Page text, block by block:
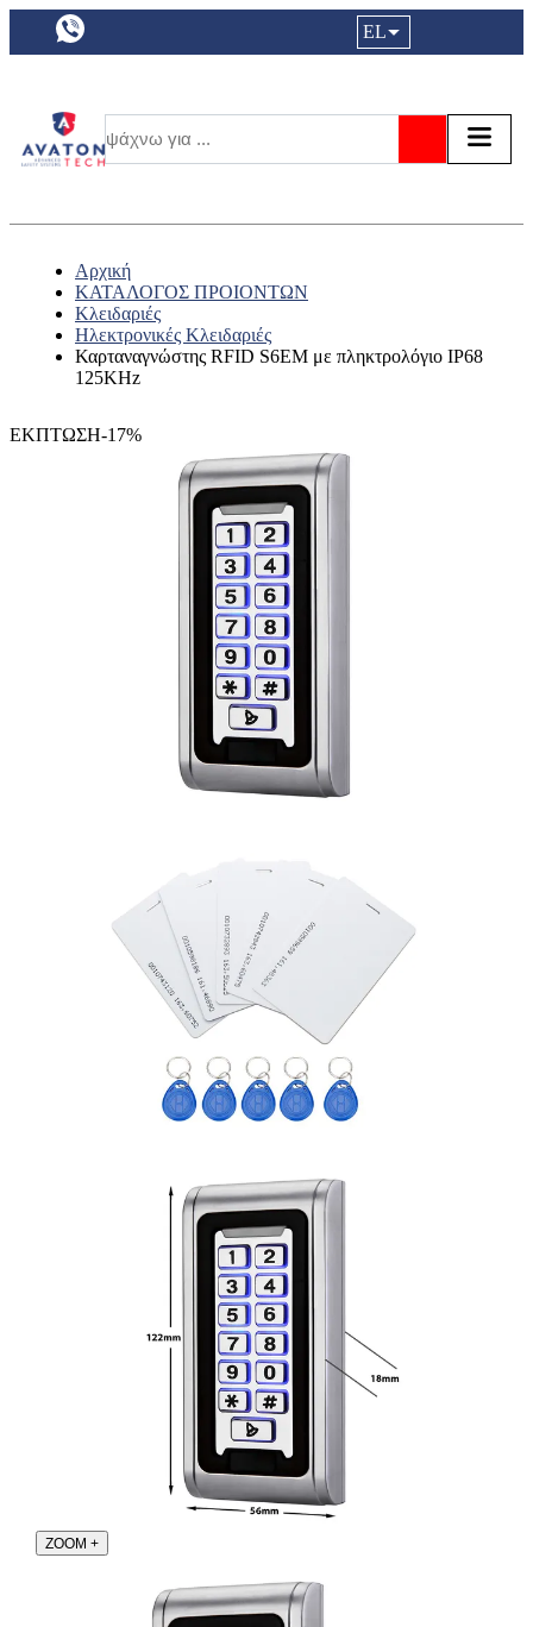
a11y.languageSelection:
EL
Αρχική
ΚΑΤΑΛΟΓΟΣ ΠΡΟΙΟΝΤΩΝ
Κλειδαριές
Ηλεκτρονικές Κλειδαριές
Καρταναγνώστης RFID S6EM με πληκτρολόγιο IP68
125KHz
ΕΚΠΤΩΣΗ-17%
ZOOM +